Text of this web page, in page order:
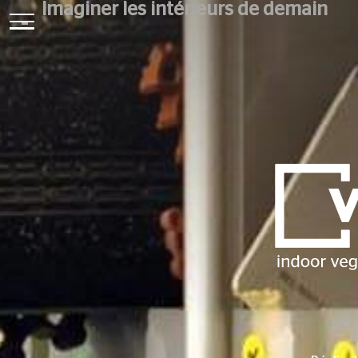
Imaginer les intérieurs de demain